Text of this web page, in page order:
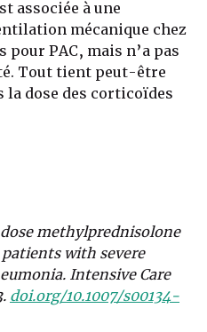
associée à une
mécanique chez
PAC, mais n’a pas
Tout tient peut-être
la dose des corticoïdes
methylprednisolone
with severe
Intensive Care
doi.org/10.1007/s00134-